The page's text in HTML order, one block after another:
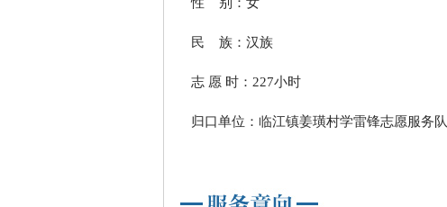
民 族：汉族
志 愿 时：227小时
归口单位：临江镇姜璜村学雷锋志愿服务队